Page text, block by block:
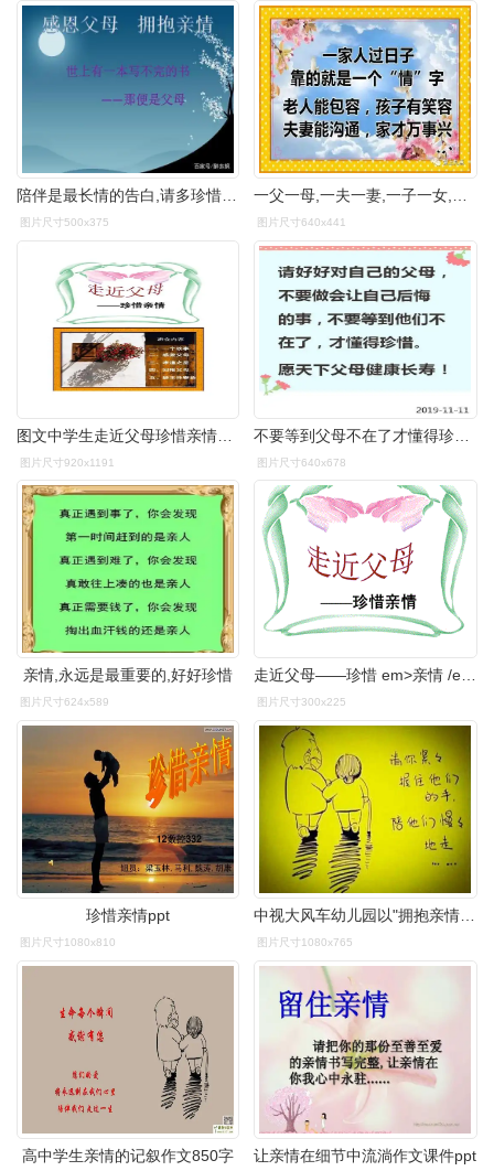
图片尺寸500x375 图片尺寸640x441
图片尺寸920x1191 图片尺寸640x678
亲情,永远是最重要的,好好珍惜
图片尺寸624x589
走近父母——珍惜 em>亲情 /em>.ppt
图片尺寸300x225
珍惜亲情ppt
图片尺寸1080x810 图片尺寸1080x765
高中学生亲情的记叙作文850字 让亲情在细节中流淌作文课件ppt